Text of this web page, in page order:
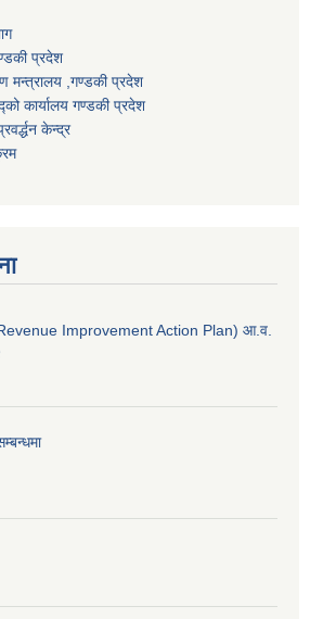
प्रदेश
मन्त्रालय ,गण्डकी प्रदेश
कार्यालय गण्डकी प्रदेश
केन्द्र
(Revenue Improvement Action Plan) आ.व.